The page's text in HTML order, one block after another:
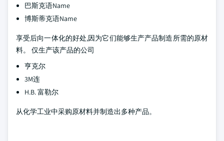
巴斯克语Name
博斯蒂克语Name
享受后向一体化的好处,因为它们能够生产产品制造所需的原材
料。 仅生产该产品的公司
亨克尔
3M连
H.B. 富勒尔
从化学工业中采购原材料并制造出多种产品。